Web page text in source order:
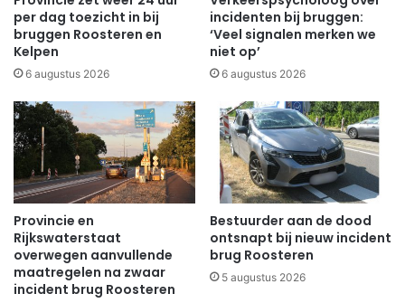
per dag toezicht in bij
bruggen Roosteren en
Kelpen
6 augustus 2026
incidenten bij bruggen:
‘Veel signalen merken we
niet op’
6 augustus 2026
Provincie en
Rijkswaterstaat
overwegen aanvullende
maatregelen na zwaar
incident brug Roosteren
Bestuurder aan de dood
ontsnapt bij nieuw incident
brug Roosteren
5 augustus 2026